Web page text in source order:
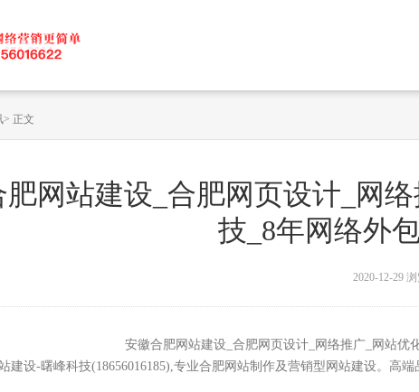
> 正文
肥网站建设_合肥网页设计_网
技_8年网络外
2020-12-29 浏
安徽合肥网站建设_合肥网页设计_网络推广_网站优
建设-曙峰科技(18656016185),专业合肥网站制作及营销型网站建设。高